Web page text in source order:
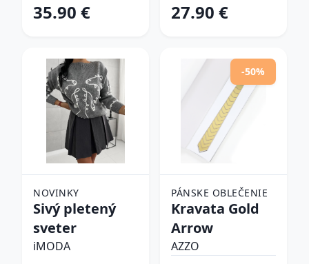
35.90 € 27.90 €
NOVINKY
Sivý pletený
sveter
iMODA
-50%
PÁNSKE OBLEČENIE
Kravata Gold
Arrow
AZZO